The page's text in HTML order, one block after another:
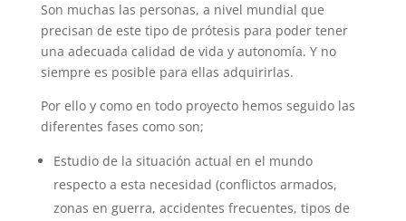
Son muchas las personas, a nivel mundial que
precisan de este tipo de prótesis para poder tener
una adecuada calidad de vida y autonomía. Y no
siempre es posible para ellas adquirirlas.
Por ello y como en todo proyecto hemos seguido las
diferentes fases como son;
Estudio de la situación actual en el mundo
respecto a esta necesidad (conflictos armados,
zonas en guerra, accidentes frecuentes, tipos de